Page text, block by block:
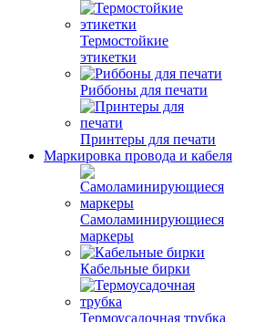
Термостойкие
этикетки
Риббоны для печати
Принтеры для печати
Маркировка провода и кабеля
Самоламинирующиеся
маркеры
Кабельные бирки
Термоусадочная трубка